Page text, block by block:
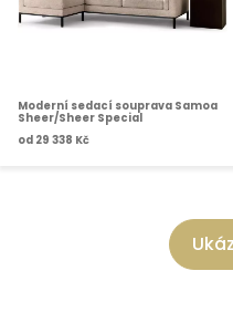
Moderní sedací souprava Samoa
Sheer/Sheer Special
od 29 338 Kč